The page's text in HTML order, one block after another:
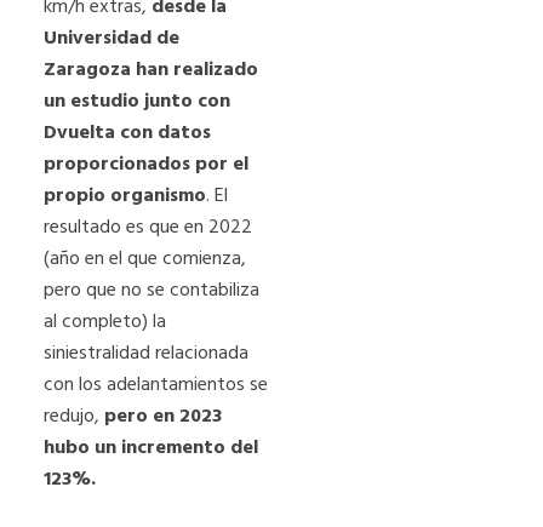
km/h extras, desde la
Universidad de
Zaragoza han realizado
un estudio junto con
Dvuelta con datos
proporcionados por el
propio organismo. El
resultado es que en 2022
(año en el que comienza,
pero que no se contabiliza
al completo) la
siniestralidad relacionada
con los adelantamientos se
redujo, pero en 2023
hubo un incremento del
123%.